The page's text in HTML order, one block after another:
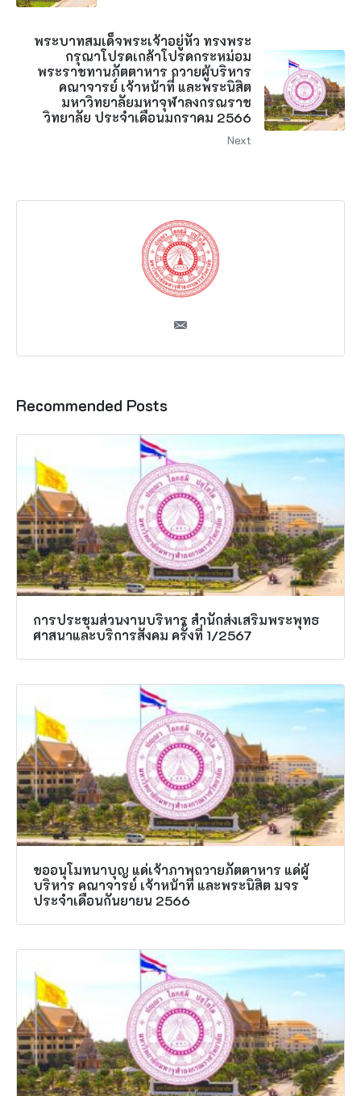
พระบาทสมเด็จพระเจ้าอยู่หัว ทรงพระ
กรุณาโปรดเกล้าโปรดกระหม่อม
พระราชทานภัตตาหาร ถวายผู้บริหาร
คณาจารย์ เจ้าหน้าที่ และพระนิสิต
มหาวิทยาลัยมหาจุฬาลงกรณราช
วิทยาลัย ประจำเดือนมกราคม 2566
Next
Recommended Posts
การประชุมส่วนงานบริหาร สำนักส่งเสริมพระพุทธ
ศาสนาและบริการสังคม ครั้งที่ 1/2567
ขออนุโมทนาบุญ แด่เจ้าภาพถวายภัตตาหาร แด่ผู้
บริหาร คณาจารย์ เจ้าหน้าที่ และพระนิสิต มจร
ประจำเดือนกันยายน 2566